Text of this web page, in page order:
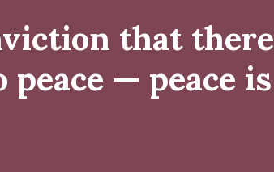
that there
— peace is